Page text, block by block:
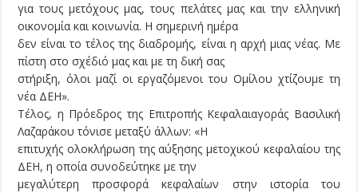
για τους μετόχους μας, τους πελάτες μας και την ελληνική
οικονομία και κοινωνία. Η σημερινή ημέρα
δεν είναι το τέλος της διαδρομής, είναι η αρχή μιας νέας. Με
πίστη στο σχέδιό μας και με τη δική σας
στήριξη, όλοι μαζί οι εργαζόμενοι του Ομίλου χτίζουμε τη
νέα ΔΕΗ».
Τέλος, η Πρόεδρος της Επιτροπής Κεφαλαιαγοράς Βασιλική
Λαζαράκου τόνισε μεταξύ άλλων: «Η
επιτυχής ολοκλήρωση της αύξησης μετοχικού κεφαλαίου της
ΔΕΗ, η οποία συνοδεύτηκε με την
μεγαλύτερη προσφορά κεφαλαίων στην ιστορία του